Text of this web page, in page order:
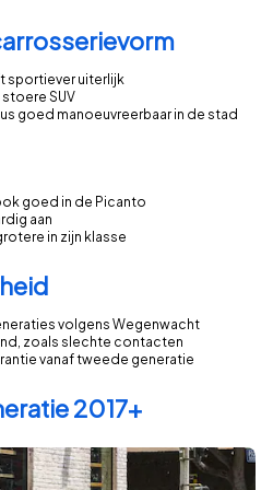
per kilometerstand?
Kia Picanto occasion per
sportiever uiterlijk
SUV
goed manoeuvreerbaar in de stad
goed in de Picanto
aan
in zijn klasse
volgens Wegenwacht
zoals slechte contacten
vanaf tweede generatie
2017+